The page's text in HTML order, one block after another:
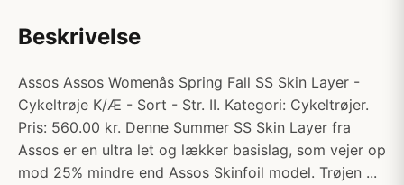
Beskrivelse
Assos Assos Womenâs Spring Fall SS Skin Layer -
Cykeltrøje K/Æ - Sort - Str. II. Kategori: Cykeltrøjer.
Pris: 560.00 kr. Denne Summer SS Skin Layer fra
Assos er en ultra let og lækker basislag, som vejer op
mod 25% mindre end Assos Skinfoil model. Trøjen ...